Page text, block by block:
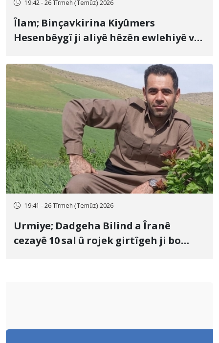
19:42 - 26 Tîrmeh (Temûz) 2026
Îlam; Binçavkirina Kiyûmers
Hesenbêygî ji aliyê hêzên ewlehiyê ve
19:41 - 26 Tîrmeh (Temûz) 2026
Urmiye; Dadgeha Bilind a Îranê
cezayê 10 sal û rojek girtîgeh ji bo